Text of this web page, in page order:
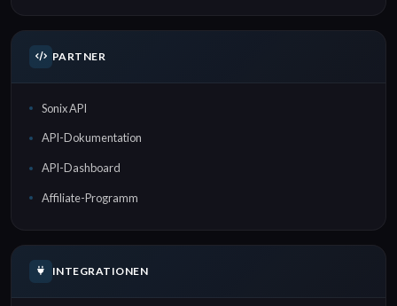
PARTNER
Sonix API
API-Dokumentation
API-Dashboard
Affiliate-Programm
INTEGRATIONEN